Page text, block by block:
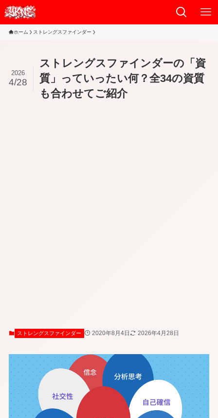
ホーム ストレングスファインダー
ストレングスファインダーの「資
質」っていったい何？全34の資質
も合わせてご紹介
2026
4/28
ストレングスファインダー 2020年8月4日 2026年4月28日